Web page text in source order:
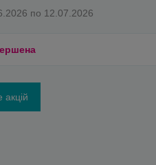
по 12.07.2026